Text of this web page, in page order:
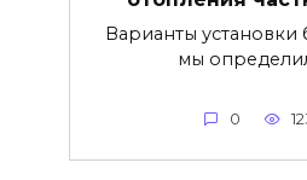
Варианты установки
мы
0